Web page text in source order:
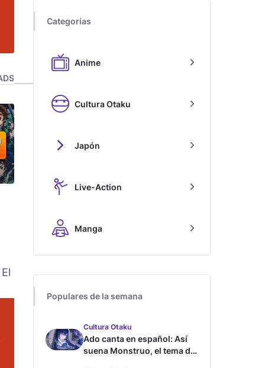
Categorías
Anime
Cultura Otaku
Japón
Live-Action
Manga
Populares de la semana
Cultura Otaku
Ado canta en español: Así
suena Monstruo, el tema de